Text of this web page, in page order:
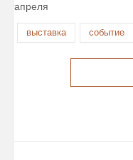
апреля
выставка событие